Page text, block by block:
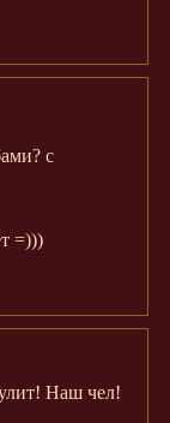
с
=)))
Наш чел!